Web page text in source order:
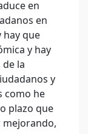
en
en
hay que
y hay
la
y
como he
plazo que
mejorando,